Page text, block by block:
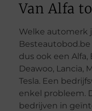
Van Alfa
Welke automerk
dus ook een Alfa,
Deawoo, Lancia,
Tesla. Een
enkel probleem.
bedrijven in